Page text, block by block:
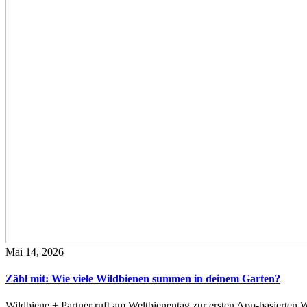
Mai 14, 2026
Zähl mit: Wie viele Wildbienen summen in deinem Garten?